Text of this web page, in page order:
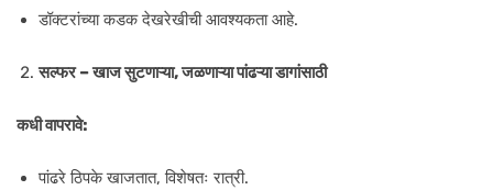
डॉक्टरांच्या कडक देखरेखीची आवश्यकता आहे.
सल्फर – खाज सुटणाऱ्या, जळणाऱ्या पांढऱ्या डागांसाठी
कधी वापरावे:
पांढरे ठिपके खाजतात, विशेषतः रात्री.